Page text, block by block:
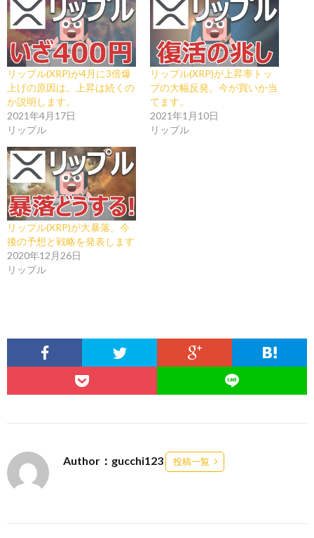
リップル(XRP)が4月に3倍爆
上げの原因は。上昇は続くの
か説明します。
2021年4月17日
リップル
リップル(XRP)が上昇率トッ
プの大幅反発。今が買いか当
てます。
2021年1月10日
リップル
リップル(XRP)が大暴落。今
後の予想と戦略を発表します
2020年12月26日
リップル
Author：gucchi123 投稿一覧